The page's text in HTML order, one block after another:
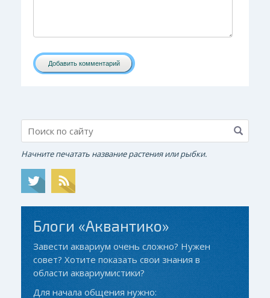
Добавить комментарий
Начните печатать название растения или рыбки.
Блоги «Аквантико»
Завести аквариум очень сложно? Нужен
совет? Хотите показать свои знания в
области аквариумистики?
Для начала общения нужно: